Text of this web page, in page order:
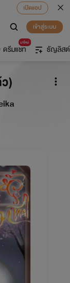
เปิดแอป
เข้าสู่ระบบ
มาใหม่
ดรีมแชท ธัญลิสต์
)